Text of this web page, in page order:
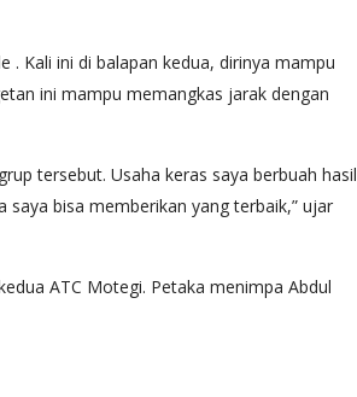
Kali ini di balapan kedua, dirinya mampu
ini mampu memangkas jarak dengan
tersebut. Usaha keras saya berbuah hasil
bisa memberikan yang terbaik,” ujar
ATC Motegi. Petaka menimpa Abdul